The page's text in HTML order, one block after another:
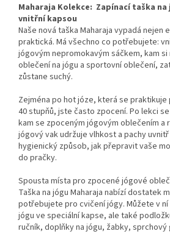
Maharaja Kolekce: Zapínací taška
vnitřní kapsou
Naše nová taška Maharaja vypadá nejen
praktická. Má všechno co potřebujete:
jógovým nepromokavým sáčkem, kam
oblečení na jógu a sportovní oblečení,
zůstane suchý.
Zejména po hot józe, která se praktikuje
40 stupňů, jste často zpocení. Po lekci
kam se zpoceným jógovým oblečením a
jógový vak udržuje vlhkost a pachy
hygienický způsob, jak přepravit vaše
do pračky.
Spousta místa pro zpocené jógové
Taška na jógu Maharaja nabízí dostatek
potřebujete pro cvičení jógy. Můžete v
jógu ve speciální kapse, ale také
ručník, doplňky na jógu, žabky,